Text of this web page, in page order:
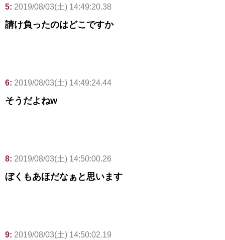
5: 2019/08/03(土) 14:49:20.38
請け負ったのはどこですか
6: 2019/08/03(土) 14:49:24.44
そうだよねw
8: 2019/08/03(土) 14:50:00.26
ぼくもあほだなぁと思います
9: 2019/08/03(土) 14:50:02.19